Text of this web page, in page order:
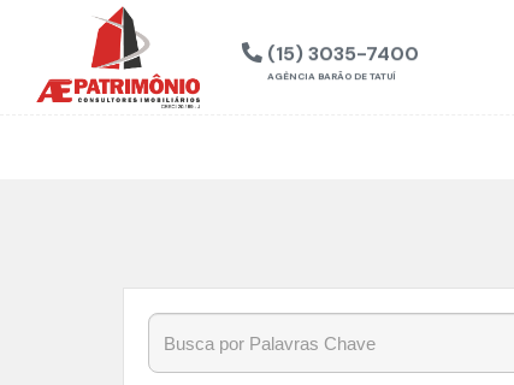
(15) 3035-7400
AGÊNCIA BARÃO DE TATUÍ
Início